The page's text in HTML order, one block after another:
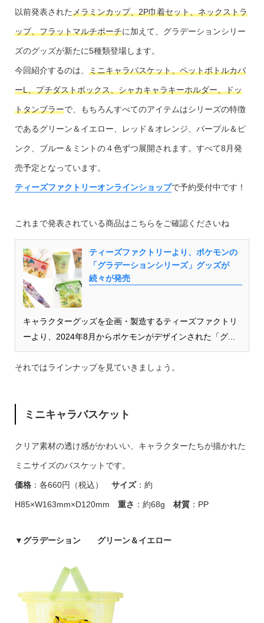
以前発表されたメラミンカップ、2P巾着セット、ネックストラ
ップ、フラットマルチポーチに加えて、グラデーションシリー
ズのグッズが新たに5種類登場します。
今回紹介するのは、 ミニキャラバスケット、ペットボトルカバ
ーL、プチダストボックス、シャカキャラキーホルダー、ドッ
トタンブラーで、もちろんすべてのアイテムはシリーズの特徴
であるグリーン＆イエロー、レッド＆オレンジ、パープル＆ピ
ンク、ブルー＆ミントの４色ずつ展開されます。すべて8月発
売予定となっています。
ティーズファクトリーオンラインショップで予約受付中です！
これまで発表されている商品はこちらをご確認くださいね
ティーズファクトリーより、ポケモンの
「グラデーションシリーズ」グッズが
続々が発売
キャラクターグッズを企画・製造するティーズファクトリ
ーより、2024年8月からポケモンがデザインされた「グ...
それではラインナップを見ていきましょう。
ミニキャラバスケット
クリア素材の透け感がかわいい、キャラクターたちが描かれた
ミニサイズのバスケットです。
価格：各660円（税込） サイズ：約
H85×W163mm×D120mm 重さ ：約68g 材質：PP
▼ グラデーション グリーン＆イエロー